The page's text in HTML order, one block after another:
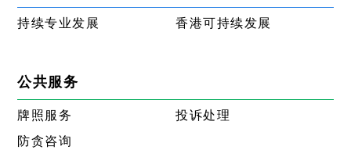
持续专业发展 香港可持续发展
公共服务
牌照服务
投诉处理
防贪咨询